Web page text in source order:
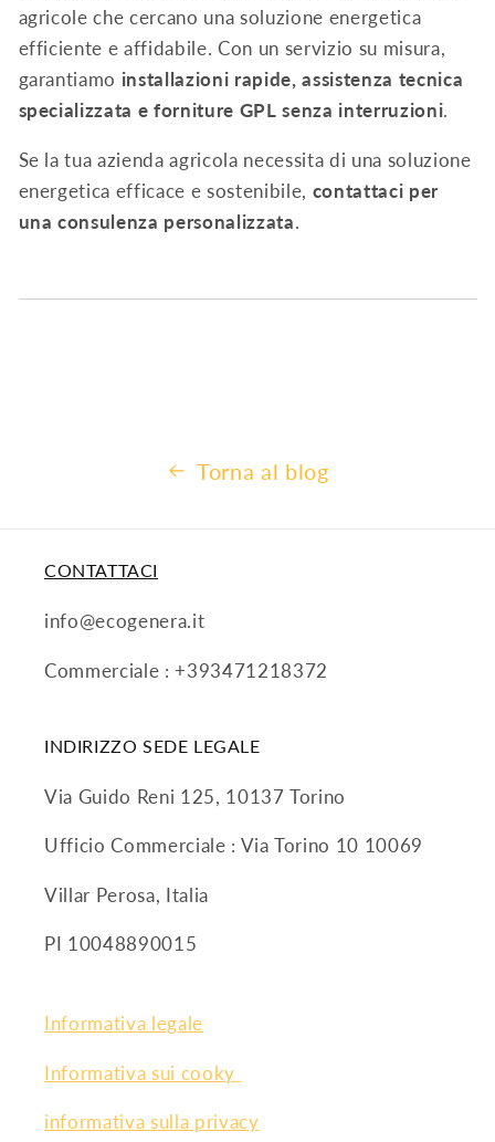
agricole che cercano una soluzione energetica
efficiente e affidabile. Con un servizio su misura,
garantiamo installazioni rapide, assistenza tecnica
specializzata e forniture GPL senza interruzioni.
Se la tua azienda agricola necessita di una soluzione
energetica efficace e sostenibile, contattaci per
una consulenza personalizzata.
Torna al blog
CONTATTACI
info@ecogenera.it
Commerciale : +393471218372
INDIRIZZO SEDE LEGALE
Via Guido Reni 125, 10137 Torino
Ufficio Commerciale : Via Torino 10 10069
Villar Perosa, Italia
PI 10048890015
Informativa legale
Informativa sui cooky
informativa sulla privacy